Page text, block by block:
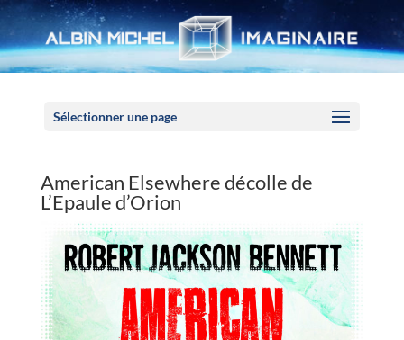
Sélectionner une page
American Elsewhere décolle de
L’Epaule d’Orion
Panneau de gestion des cookies